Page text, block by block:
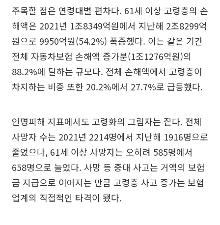
주목할 점은 연령대별 편차다. 61세 이상 고령층의 손
해액은 2021년 1조8349억원에서 지난해 2조8299억
원으로 9950억원(54.2%) 폭증했다. 이는 같은 기간
전체 자동차보험 손해액 증가분(1조1276억원)의
88.2%에 달하는 규모다. 전체 손해액에서 고령층이
차지하는 비중 또한 20.2%에서 27.7%로 급등했다.
인명피해 지표에서도 고령화의 그림자는 짙다. 전체
사망자 수는 2021년 2214명에서 지난해 1916명으로
줄었으나, 61세 이상 사망자는 오히려 585명에서
658명으로 늘었다. 사망 등 중대 사고는 거액의 보험
금 지급으로 이어지는 만큼 고령층 사고 증가는 보험
업계의 직접적인 타격이 됐다.